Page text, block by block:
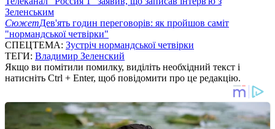
Зеленським
СюжетДев'ять годин переговорів: як пройшов саміт
"нормандської четвірки"
СПЕЦТЕМА: Зустріч нормандської четвірки
ТЕГИ: Владимир Зеленский
Якщо ви помітили помилку, виділіть необхідний текст і
натисніть Ctrl + Enter, щоб повідомити про це редакцію.